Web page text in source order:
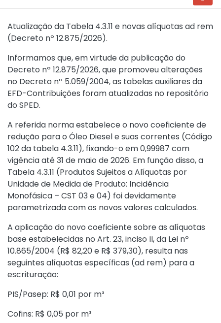
Atualização da Tabela 4.3.11 e novas alíquotas ad rem
(Decreto nº 12.875/2026).
Informamos que, em virtude da publicação do
Decreto nº 12.875/2026, que promoveu alterações
no Decreto nº 5.059/2004, as tabelas auxiliares da
EFD-Contribuições foram atualizadas no repositório
do SPED.
A referida norma estabelece o novo coeficiente de
redução para o Óleo Diesel e suas correntes (Código
102 da tabela 4.3.11), fixando-o em 0,99987 com
vigência até 31 de maio de 2026. Em função disso, a
Tabela 4.3.11 (Produtos Sujeitos a Alíquotas por
Unidade de Medida de Produto: Incidência
Monofásica – CST 03 e 04) foi devidamente
parametrizada com os novos valores calculados.
A aplicação do novo coeficiente sobre as alíquotas
base estabelecidas no Art. 23, inciso II, da Lei nº
10.865/2004 (R$ 82,20 e R$ 379,30), resulta nas
seguintes alíquotas específicas (ad rem) para a
escrituração:
PIS/Pasep: R$ 0,01 por m³
Cofins: R$ 0,05 por m³